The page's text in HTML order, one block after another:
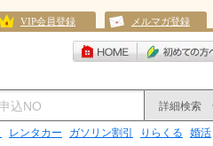
VIP会員登録 メルマガ登録
詳細検索
レンタカー ガソリン割引 りらくる 婚活